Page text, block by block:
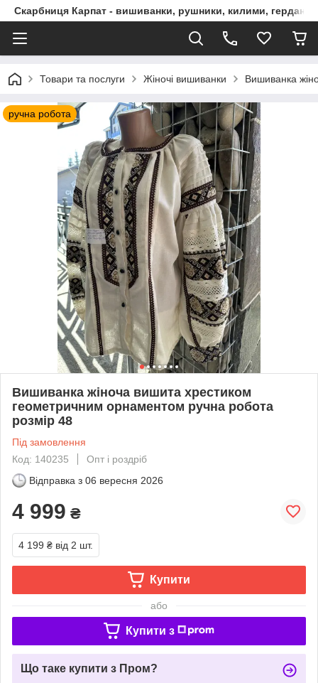
Скарбниця Карпат - вишиванки, рушники, килими, гердани,
Товари та послуги Жіночі вишиванки Вишиванка
ручна робота
Вишиванка жіноча вишита хрестиком
геометричним орнаментом ручна робота
розмір 48
Під замовлення
Код: 140235
Опт і роздріб
Відправка з 06 вересня 2026
4 999 ₴
4 199 ₴ від 2 шт.
Купити
або
Купити з
Що таке купити з Пром?